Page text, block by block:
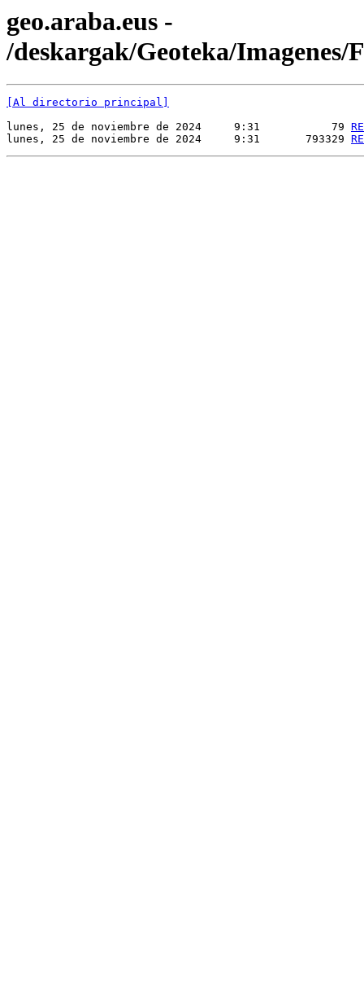
geo.araba.eus -
/deskargak/Geoteka/Imagenes/
[Al directorio principal]
lunes, 25 de noviembre de 2024     9:31           79
lunes, 25 de noviembre de 2024     9:31       793329